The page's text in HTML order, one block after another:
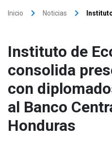
Inicio keyboard_arrow_right Noticias keyboard_arrow_right
Instituto de
consolida
con
al Banco
Honduras